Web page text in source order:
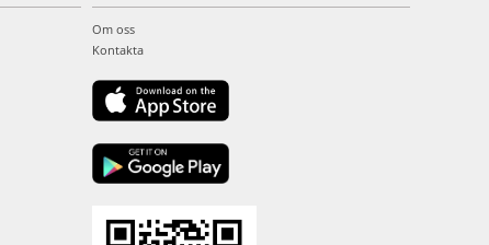
Om oss
Kontakta